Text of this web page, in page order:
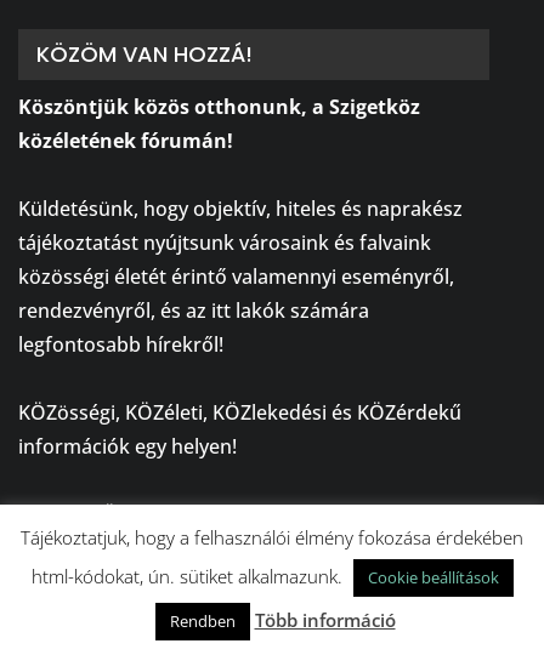
KÖZÖM VAN HOZZÁ!
Köszöntjük közös otthonunk, a Szigetköz
közéletének fórumán!
Küldetésünk, hogy objektív, hiteles és naprakész
tájékoztatást nyújtsunk városaink és falvaink
közösségi életét érintő valamennyi eseményről,
rendezvényről, és az itt lakók számára
legfontosabb hírekről!
KÖZösségi, KÖZéleti, KÖZlekedési és KÖZérdekű
információk egy helyen!
A SzigetKÖZélet mindannyiunké, amely iránytűként
szolgál a tájékozódásban!
Tájékoztatjuk, hogy a felhasználói élmény fokozása érdekében
html-kódokat, ún. sütiket alkalmazunk.
Cookie beállítások
Rendben
Több információ